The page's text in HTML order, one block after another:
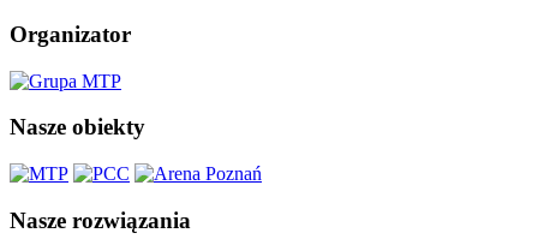
Organizator
Nasze obiekty
Nasze rozwiązania